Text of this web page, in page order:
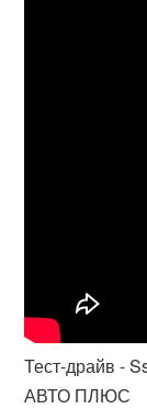
Тест-драйв -
АВТО ПЛЮС